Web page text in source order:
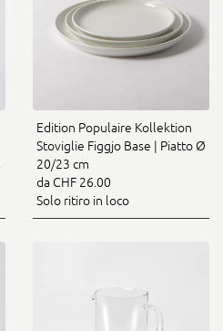
Edition Populaire Kollektion
Stoviglie Figgjo Base | Piatto Ø
20/23 cm
da CHF 26.00
Solo ritiro in loco